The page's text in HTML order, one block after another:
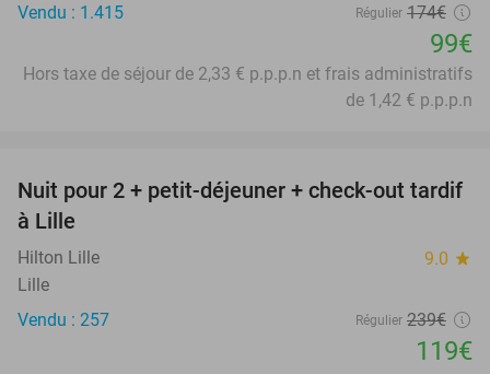
Vendu : 1.415
Régulier 174€
99€
Hors taxe de séjour de 2,33 € p.p.p.n et frais administratifs
de 1,42 € p.p.p.n
50%
Nuit pour 2 + petit-déjeuner + check-out tardif
à Lille
Hilton Lille 9.0 star
Lille
Vendu : 257
Régulier 239€
119€